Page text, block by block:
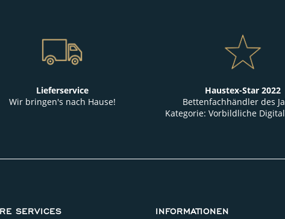
Lieferservice
Wir bringen's nach Hause!
Haustex-Star 2022
Bettenfachhändler des
Kategorie: Vorbildliche
SERVICES INFORMATIONEN